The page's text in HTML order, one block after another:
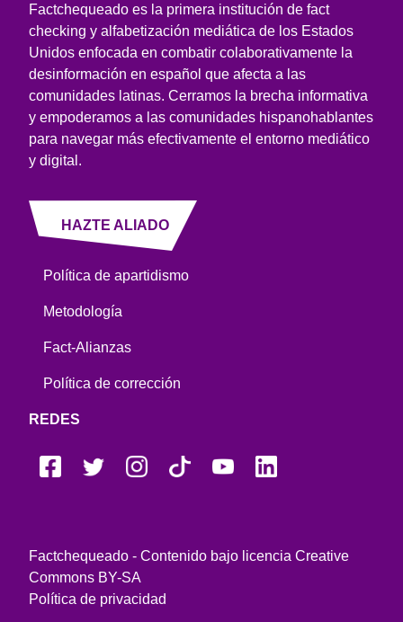
Factchequeado es la primera institución de fact
checking y alfabetización mediática de los Estados
Unidos enfocada en combatir colaborativamente la
desinformación en español que afecta a las
comunidades latinas. Cerramos la brecha informativa
y empoderamos a las comunidades hispanohablantes
para navegar más efectivamente el entorno mediático
y digital.
HAZTE ALIADO
Política de apartidismo
Metodología
Fact-Alianzas
Política de corrección
REDES
Factchequeado - Contenido bajo licencia Creative
Commons BY-SA
Política de privacidad